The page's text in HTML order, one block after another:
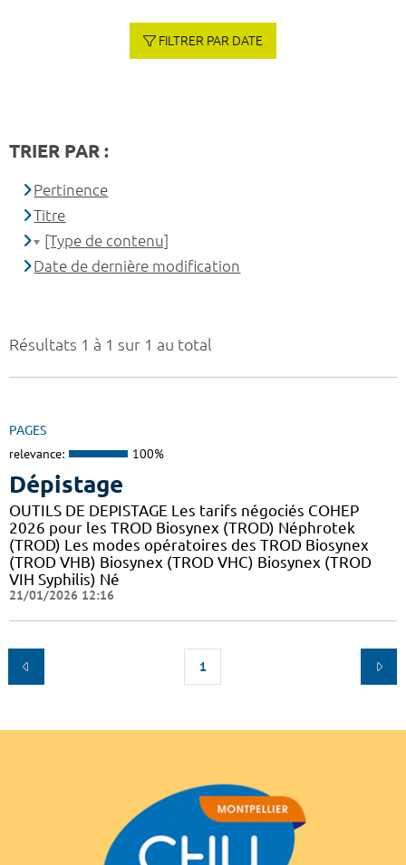
Résultats 1 à 1 sur 1 au total
PAGES
relevance: 100%
Dépistage
OUTILS DE DEPISTAGE Les tarifs négociés COHEP
2026 pour les TROD Biosynex (TROD) Néphrotek
(TROD) Les modes opératoires des TROD Biosynex
(TROD VHB) Biosynex (TROD VHC) Biosynex (TROD
VIH Syphilis) Né
21/01/2026 12:16
1
FILTRER PAR DATE
TRIER PAR :
Pertinence
Titre
[Type de contenu]
Date de dernière modification